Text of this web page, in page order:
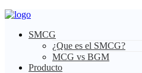
SMCG
¿Que es el SMCG?
MCG vs BGM
Producto